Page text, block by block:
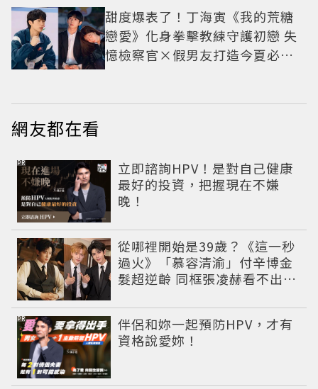
甜度爆表了！丁海寅《我的荒糖
戀愛》化身拳擊教練守護初戀 失
憶檢察官×假男友打造今夏必看
網友都在看
立即諮詢HPV！是對自己健康
最好的投資，把握現在不嫌
晚！
PR
從哪裡開始是39歲？《這一秒
過火》「慕容清渝」付辛博金
髮超逆齡 同框張凌赫看不出11
伴侶和妳一起預防HPV，才有
資格說愛妳！
PR